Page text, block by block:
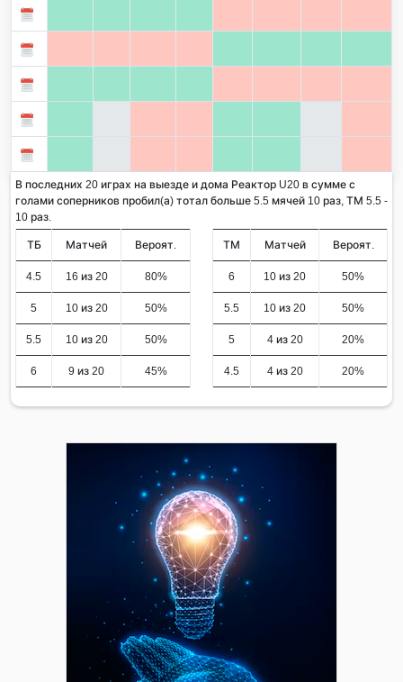
В последних 20 играх на выезде и дома Реактор U20 в сумме с
голами соперников пробил(а) тотал больше 5.5 мячей 10 раз, ТМ 5.5 -
10 раз.
ТБ Матчей Вероят.
4.5 16 из 20 80%
5 10 из 20 50%
5.5 10 из 20 50%
6 9 из 20 45%
ТМ Матчей Вероят.
6 10 из 20 50%
5.5 10 из 20 50%
5 4 из 20 20%
4.5 4 из 20 20%